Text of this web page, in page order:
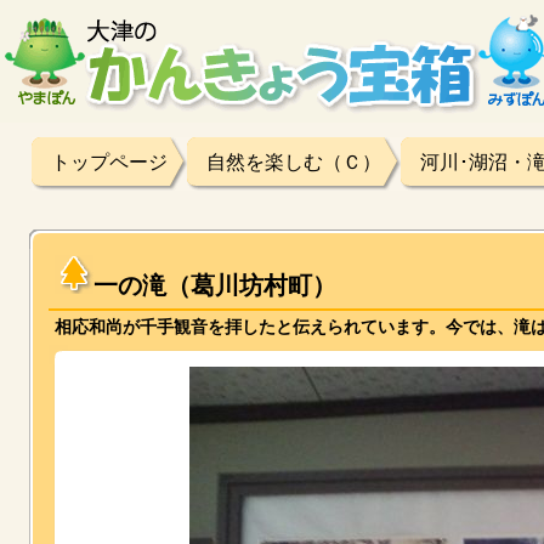
トップページ 自然を楽しむ（Ｃ） 河川･湖沼・
一の滝（葛川坊村町）
相応和尚が千手観音を拝したと伝えられています。今では、滝